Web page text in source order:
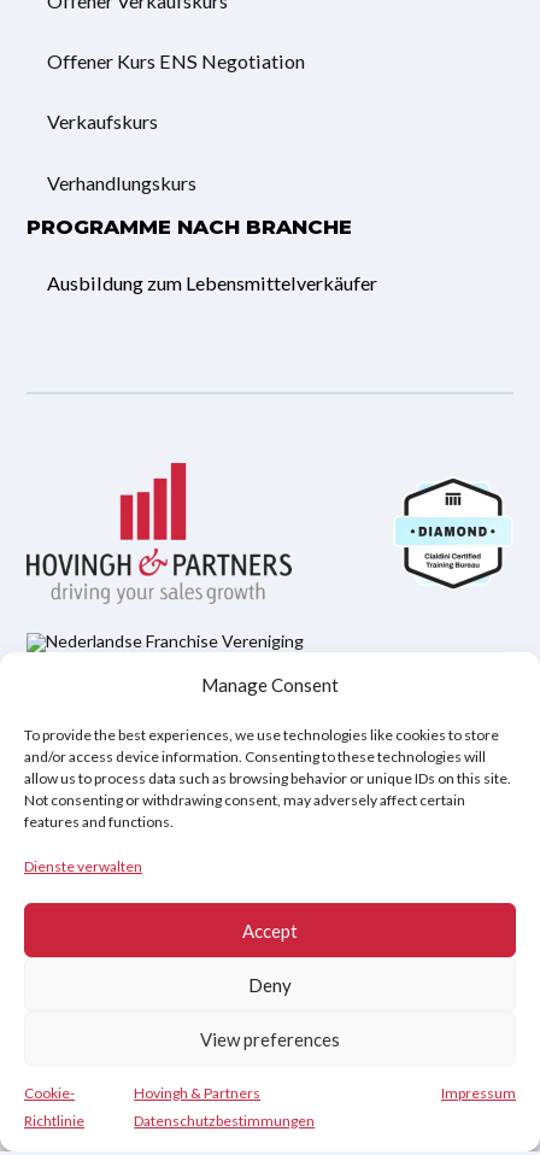
Manage Consent
To provide the best experiences, we use technologies like cookies to store
and/or access device information. Consenting to these technologies will
allow us to process data such as browsing behavior or unique IDs on this site.
Not consenting or withdrawing consent, may adversely affect certain
features and functions.
Dienste verwalten
Accept
Deny
View preferences
Cookie-
Richtlinie
Hovingh & Partners
Datenschutzbestimmungen
Impressum
Offener Kurs ENS Negotiation
Verkaufskurs
Verhandlungskurs
PROGRAMME NACH BRANCHE
Ausbildung zum Lebensmittelverkäufer
Datenschutzbestimmungen
Rechtlicher Hinweis
Cookie-Richtlinie (EU)
Copyright © 2026
Hovingh & Partners
Kontakt